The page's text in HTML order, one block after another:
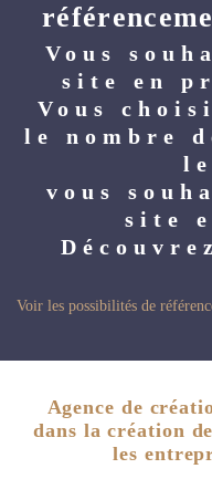
Vous
site en
Vous
le nombre
vous
site
Voir les possibilités de
Agence de
dans la création
les